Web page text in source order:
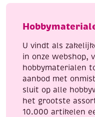
sieraden
aantal
U vindt als
in onze webshop,
hobbymaterialen
aanbod met
sluit op alle
het grootste
10.000 artikelen